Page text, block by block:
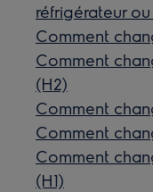
réfrigérateur
Comment
Comment
(H2)
Comment
Comment
Comment
(H1)